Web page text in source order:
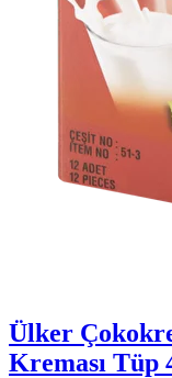
Ülker
Kreması Tüp